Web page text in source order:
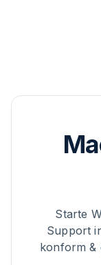
Starte
Support
konform &